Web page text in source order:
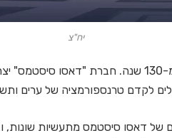
יח"צ
מגדל אייפל בפריז נבנה לפני יותר מ-130 שנה.
לקדם טרנספורמציה של ערים
של דאסו סיסטמס מתעשיות